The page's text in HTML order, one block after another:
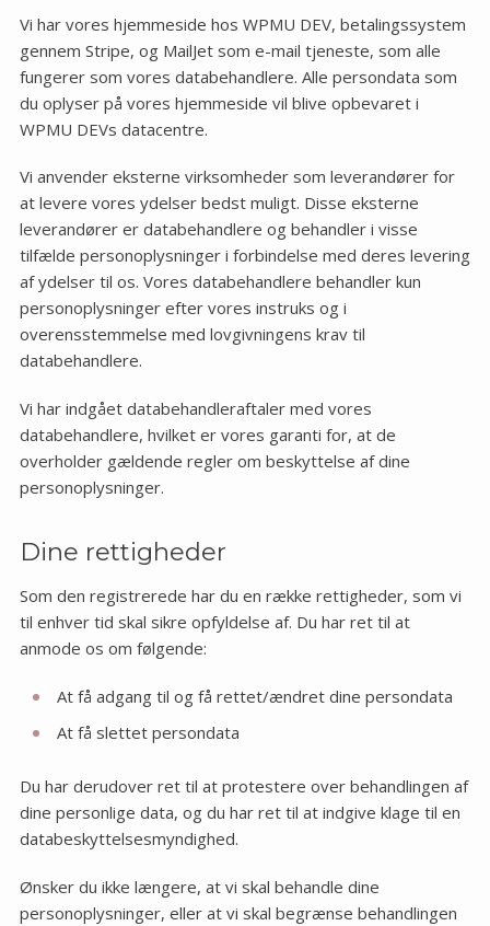
Vi har vores hjemmeside hos WPMU DEV, betalingssystem
gennem Stripe, og MailJet som e-mail tjeneste, som alle
fungerer som vores databehandlere. Alle persondata som
du oplyser på vores hjemmeside vil blive opbevaret i
WPMU DEVs datacentre.
Vi anvender eksterne virksomheder som leverandører for
at levere vores ydelser bedst muligt. Disse eksterne
leverandører er databehandlere og behandler i visse
tilfælde personoplysninger i forbindelse med deres levering
af ydelser til os. Vores databehandlere behandler kun
personoplysninger efter vores instruks og i
overensstemmelse med lovgivningens krav til
databehandlere.
Vi har indgået databehandleraftaler med vores
databehandlere, hvilket er vores garanti for, at de
overholder gældende regler om beskyttelse af dine
personoplysninger.
Dine rettigheder
Som den registrerede har du en række rettigheder, som vi
til enhver tid skal sikre opfyldelse af. Du har ret til at
anmode os om følgende:
At få adgang til og få rettet/ændret dine persondata
At få slettet persondata
Du har derudover ret til at protestere over behandlingen af
dine personlige data, og du har ret til at indgive klage til en
databeskyttelsesmyndighed.
Ønsker du ikke længere, at vi skal behandle dine
personoplysninger, eller at vi skal begrænse behandlingen